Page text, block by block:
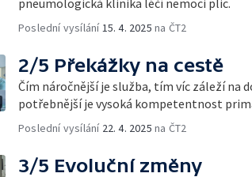
pneumologická klinika léčí nemoci plic.
Poslední vysílání15. 4. 2025 na ČT2
2/5 Překážky na cestě
Čím náročnější je služba, tím víc záleží na
potřebnější je vysoká kompetentnost
Poslední vysílání 22. 4. 2025 na ČT2
3/5 Evoluční změny